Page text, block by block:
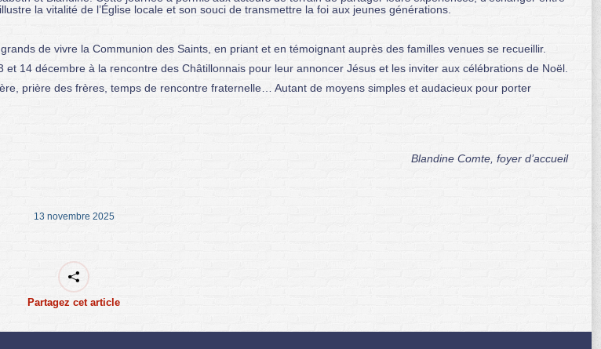
la vitalité de l’Église locale et son souci de transmettre la foi aux jeunes générations.
de vivre la Communion des Saints, en priant et en témoignant auprès des familles venues se recueillir.
14 décembre à la rencontre des Châtillonnais pour leur annoncer Jésus et les inviter aux célébrations de Noël.
prière des frères, temps de rencontre fraternelle… Autant de moyens simples et audacieux pour porter
Blandine Comte, foyer d’accueil
13 novembre 2025
Partagez cet article